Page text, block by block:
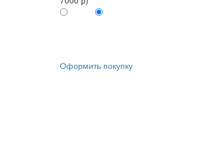
Оформить покупку